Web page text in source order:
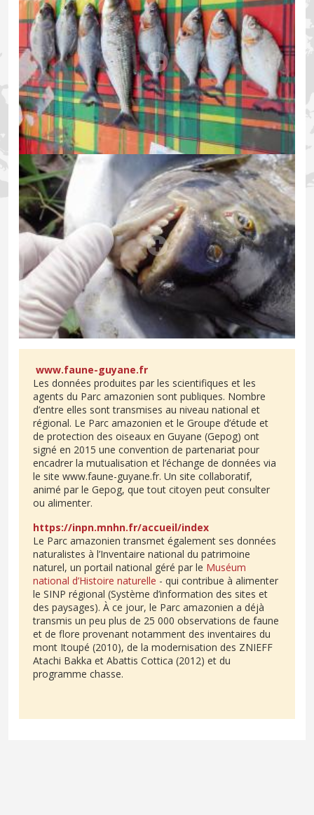
www.faune-guyane.fr
Les données produites par les scientifiques et les
agents du Parc amazonien sont publiques. Nombre
d’entre elles sont transmises au niveau national et
régional. Le Parc amazonien et le Groupe d’étude et
de protection des oiseaux en Guyane (Gepog) ont
signé en 2015 une convention de partenariat pour
encadrer la mutualisation et l’échange de données via
le site www.faune-guyane.fr. Un site collaboratif,
animé par le Gepog, que tout citoyen peut consulter
ou alimenter.
https://inpn.mnhn.fr/accueil/index
Le Parc amazonien transmet également ses données
naturalistes à l’Inventaire national du patrimoine
naturel, un portail national géré par le Muséum
national d’Histoire naturelle - qui contribue à alimenter
le SINP régional (Système d’information des sites et
des paysages). À ce jour, le Parc amazonien a déjà
transmis un peu plus de 25 000 observations de faune
et de flore provenant notamment des inventaires du
mont Itoupé (2010), de la modernisation des ZNIEFF
Atachi Bakka et Abattis Cottica (2012) et du
programme chasse.